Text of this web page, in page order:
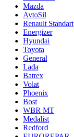
Mazda
AvtoSil
Renault Standart
Energizer
Hyundai
Toyota
General
Lada
Batrex
Volat
Phoenix
Bost
WBR MT
Medalist
Redford